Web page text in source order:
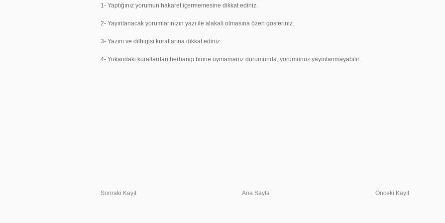
1- Yaptığınız yorumun hakaret içermemesine dikkat ediniz.
2- Yayınlanacak yorumlarınızın yazı ile alakalı olmasına özen gösteriniz.
3- Yazım ve dilbigisi kurallarına dikkat ediniz.
4- Yukarıdaki kurallardan herhangi birine uymamanız durumunda, yorumunuz yayınlanmayabilir.
Sonraki Kayıt Önceki Kayıt
Ana Sayfa